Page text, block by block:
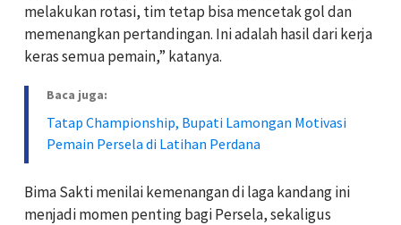
melakukan rotasi, tim tetap bisa mencetak gol dan
memenangkan pertandingan. Ini adalah hasil dari kerja
keras semua pemain,” katanya.
Baca juga:
Tatap Championship, Bupati Lamongan Motivasi
Pemain Persela di Latihan Perdana
Bima Sakti menilai kemenangan di laga kandang ini
menjadi momen penting bagi Persela, sekaligus